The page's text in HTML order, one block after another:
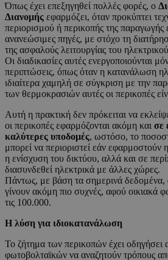
Όπως έχει επεξηγηθεί πολλές φορές, ο
Διανομής εφαρμόζει, όταν προκύπτει
περιορισμού ή περικοπής της παραγωγής
ανανεώσιμες πηγές, με στόχο τη
της ασφαλούς λειτουργίας του
Οι διαδικασίες αυτές ενεργοποιούνται
περιπτώσεις, όπως όταν η κατανάλωση
ιδιαίτερα χαμηλή σε σύγκριση με την
των θερμοκρασιών αυτές οι περικοπές
Αυτή η πρακτική δεν πρόκειται να
οι περικοπές εφαρμόζονται ακόμη και σε
καλύτερες υποδομές, ωστόσο, το
μπορεί να περιοριστεί εάν εφαρμοστούν
η ενίσχυση του δικτύου, αλλά και σε
διασυνδεθεί ηλεκτρικά με άλλες χώρες.
Πάντως, με βάση τα σημερινά δεδομένα,
γίνουν ακόμη πιο συχνές, αφού οικιακά
τις 100.000.
Η λύση για ιδιοκατανάλωση
Το ζήτημα των περικοπών έχει οδηγήσει
φωτοβολταϊκών να αναζητούν τρόπους